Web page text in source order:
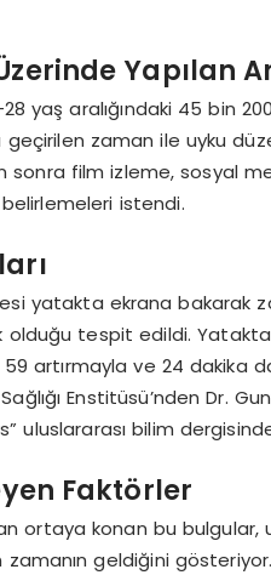
Yapılan
yaş aralığındaki 45 bin
zaman ile uyku
sonra film izleme, sosyal
istendi.
yatakta ekrana bakarak
olduğu tespit edildi.
artırmayla ve 24 dakika
Enstitüsü’nden Dr.
uluslararası bilim
Faktörler
ortaya konan bu
geldiğini